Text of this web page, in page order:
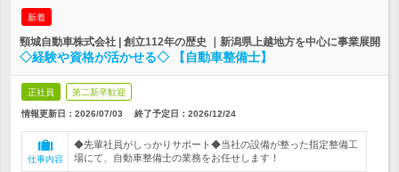
新着
頸城自動車株式会社 | 創立112年の歴史 ｜新潟県上越地方を中心に事業展開
◇経験や資格が活かせる◇ 【自動車整備士】
正社員 第二新卒歓迎
情報更新日：2026/07/03 終了予定日： 2026/12/24
仕事内容
◆先輩社員がしっかりサポート◆当社の設備が整った指定整備工
場にて、自動車整備士の業務をお任せします！